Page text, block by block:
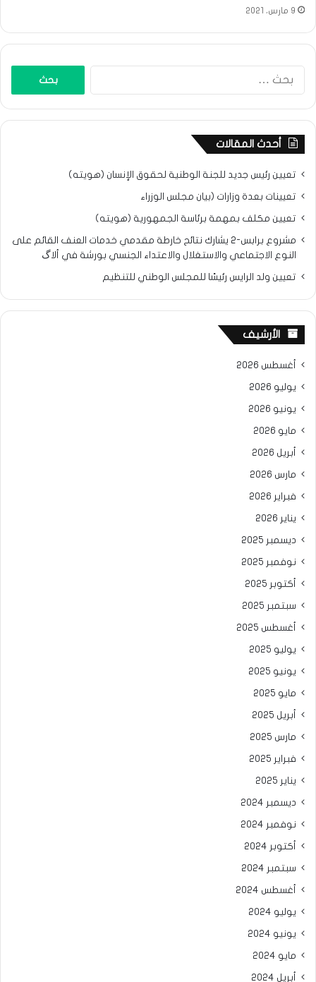
9 مارس، 2021
أحدث المقالات
تعيين رئيس جديد للجنة الوطنية لحقوق الإنسان (هويته)
تعيينات بعدة وزارات (بيان مجلس الوزراء
تعيين مكلف بمهمة برئاسة الجمهورية (هويته)
مشروع برابس-2 يشارك نتائح خارطة مقدمي خدمات العنف القائم على
النوع الاجتماعي والاستغلال والاعتداء الجنسي بورشة في ألاگ
تعيين ولد الرايس رئيسًا للمجلس الوطني للتنظيم
الأرشيف
أغسطس 2026
يوليو 2026
يونيو 2026
مايو 2026
أبريل 2026
مارس 2026
فبراير 2026
يناير 2026
ديسمبر 2025
نوفمبر 2025
أكتوبر 2025
سبتمبر 2025
أغسطس 2025
يوليو 2025
يونيو 2025
مايو 2025
أبريل 2025
مارس 2025
فبراير 2025
يناير 2025
ديسمبر 2024
نوفمبر 2024
أكتوبر 2024
سبتمبر 2024
أغسطس 2024
يوليو 2024
يونيو 2024
مايو 2024
أبريل 2024